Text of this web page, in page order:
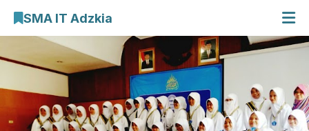
SMA IT Adzkia
Beranda
Profil Sekolah
E-Learning